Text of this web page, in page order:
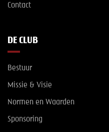
Contact
DE CLUB
Bestuur
Missie & Visie
Normen en Waarden
Sponsoring